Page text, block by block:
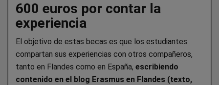
600 euros por contar la
experiencia
El objetivo de estas becas es que los estudiantes
compartan sus experiencias con otros compañeros,
tanto en Flandes como en España, escribiendo
contenido en el blog Erasmus en Flandes (texto,